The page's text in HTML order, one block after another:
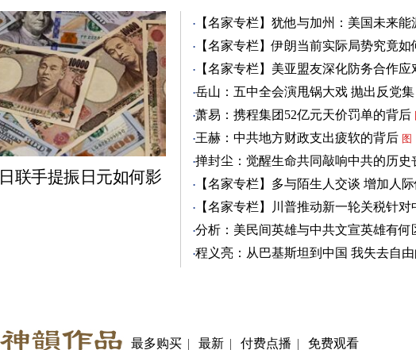
联手提振日元如何影
【名家专栏】犹他与加州：美国未来能
之争 图
【名家专栏】伊朗当前实际局势究竟如
图
【名家专栏】美亚盟友深化防务合作应
中共
图
岳山：五中全会演甩锅大戏 抛出反党集
团？
萧易：携程集团52亿元天价罚单的背后
王赫：中共地方财政支出疲软的背后 图
掸封尘：觉醒生命共同敲响中共的历史
钟 图
【名家专栏】多与陌生人交谈 增加人际
任 图
【名家专栏】川普推动新一轮关税针对
共 图
分析：美民间英雄与中共文宣英雄有何
别 图
程义亮：从巴基斯坦到中国 我失去自由
最多购买 | 最新 | 付费点播 | 免费观看